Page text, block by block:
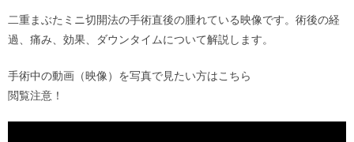
二重まぶたミニ切開法の手術直後の腫れている映像です。術後の経
過、痛み、効果、ダウンタイムについて解説します。
手術中の動画（映像）を写真で見たい方はこちら
閲覧注意！